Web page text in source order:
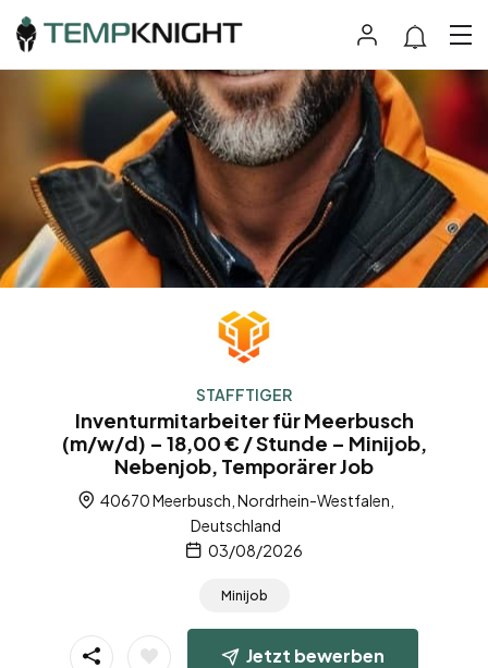
STAFFTIGER
Inventurmitarbeiter für Meerbusch
(m/w/d) – 18,00 € / Stunde – Minijob,
Nebenjob, Temporärer Job
40670 Meerbusch, Nordrhein-Westfalen,
Deutschland
03/08/2026
Minijob
Jetzt bewerben